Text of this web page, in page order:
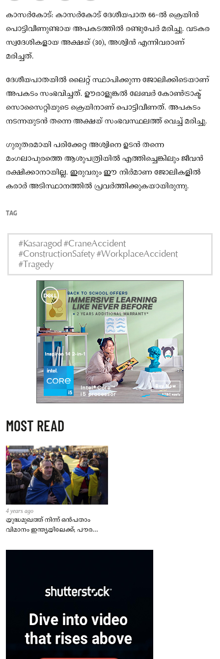
കാസർകോട്: കാസർകോട് ദേശീയപാത 66-ൽ ക്രെയിൻ
പൊട്ടിവീണുണ്ടായ അപകടത്തിൽ രണ്ടുപേർ മരിച്ചു. വടകര
സ്വദേശികളായ അക്ഷയ് (30), അശ്വിൻ എന്നിവരാണ്
മരിച്ചത്.
ദേശീയപാതയിൽ ലൈറ്റ് സ്ഥാപിക്കുന്ന ജോലിക്കിടെയാണ്
അപകടം സംഭവിച്ചത്. ഊരാളുങ്കൽ ലേബർ കോൺട്രാക്ട്
സൊസൈറ്റിയുടെ ക്രെയിനാണ് പൊട്ടിവീണത്. അപകടം
നടന്നയുടൻ തന്നെ അക്ഷയ് സംഭവസ്ഥലത്ത് വെച്ച് മരിച്ചു.
ഗുരുതരമായി പരിക്കേറ്റ അശ്വിനെ ഉടൻ തന്നെ
മംഗലാപുരത്തെ ആശുപത്രിയിൽ എത്തിച്ചെങ്കിലും ജീവൻ
രക്ഷിക്കാനായില്ല. ഇരുവരും ഈ നിർമാണ ജോലികളിൽ
കരാർ അടിസ്ഥാനത്തിൽ പ്രവർത്തിക്കുകയായിരുന്നു.
TAG
#Kasaragod #CraneAccident
#ConstructionSafety #WorkplaceAccident
#Tragedy
MOST READ
4 years ago
യുദ്ധമുഖത്ത് നിന്ന് ഒൻപതാം
വിമാനം ഇന്ത്യയിലേക്ക്; പൗരന്മാർ
– കേന്ദ്രം